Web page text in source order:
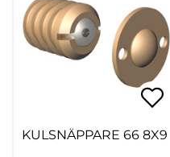
KULSNÄPPARE 66 8X9